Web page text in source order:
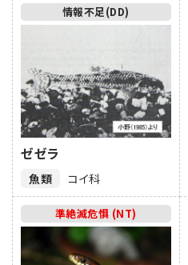
魚類
ゼゼラ
コイ科
情報不足(DD)
準絶滅危惧 (NT)